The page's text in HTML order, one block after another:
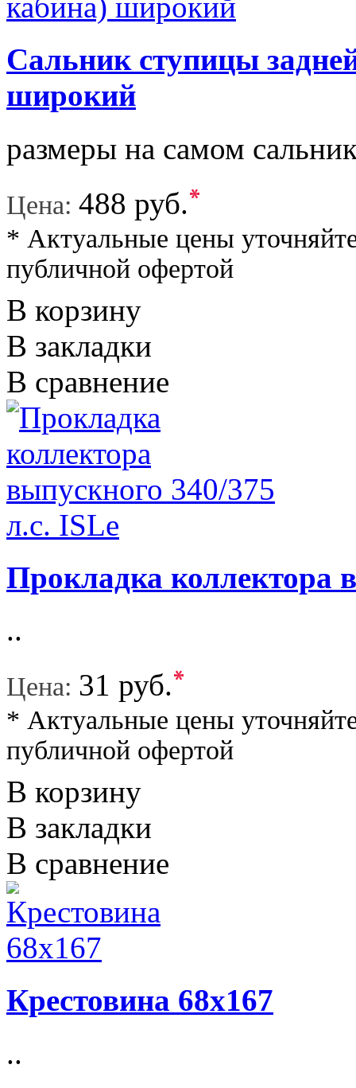
Сальник ступицы
широкий
размеры на самом
Цена: 488 руб.*
* Актуальные цены
публичной офертой
В корзину
В закладки
В сравнение
Прокладка коллектора
..
Цена: 31 руб.*
* Актуальные цены
публичной офертой
В корзину
В закладки
В сравнение
Крестовина 68x167
..